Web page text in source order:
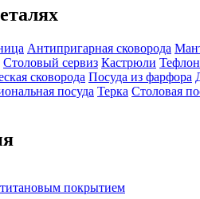
Антипригарная сковорода
Столовый сервиз Кастрюли Тефлон
сковорода Посуда из фарфора
посуда Терка Столовая
покрытием